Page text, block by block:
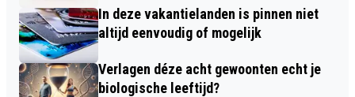
In deze vakantielanden is pinnen niet
altijd eenvoudig of mogelijk
Verlagen déze acht gewoonten echt je
biologische leeftijd?